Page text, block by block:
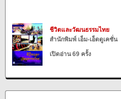
ชีวิตและวัฒนธรรมไทย
สำนักพิมพ์ เอ็ม-เอ็ดดูเคชั่น
เปิดอ่าน 69 ครั้ง